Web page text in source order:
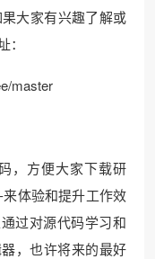
大家有兴趣了解或
master
，方便大家下载研
体验和提升工作效
过对源代码学习和
，也许将来的最好